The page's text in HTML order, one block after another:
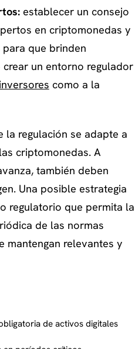
establecer un consejo
en criptomonedas y
para que brinden
un entorno regulador
como a la
la regulación se adapte a
criptomonedas. A
también deben
Una posible estrategia
regulatorio que permita la
de las normas
mantengan relevantes y
de activos digitales